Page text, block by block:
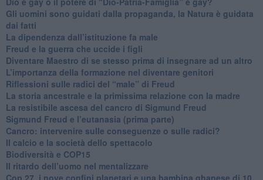
​Gli uomini sono guidati dalla propaganda, la Natura è guidata
dai fatti
La dipendenza dall’istituzione fa male
​Freud e la guerra che uccide i figli
​Diventare Maestro di se stesso prima di insegnare ad un altro
L’importanza della formazione nel diventare genitori
Riflessioni sulle radici del “male” di Freud
​La storia ancestrale e la primissima relazione con la madre
​La resistibile ascesa del cancro di Sigmund Freud
Sigmund Freud e l’eutanasia (prima parte)
Cancro: intervenire sulle conseguenze o sulle radici?
​Il calcio e la società dello spettacolo
Biodiversità e COP15
​Il ritardo dell’uomo nel mentalizzare
​Cop 27, i nove confini planetari e una bambina ghanese di 10